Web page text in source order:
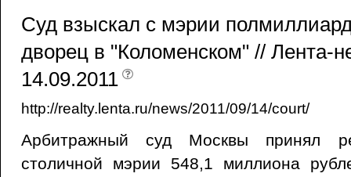
Суд взыскал с мэрии
дворец в "Коломенском" // Лента-
14.09.2011
http://realty.lenta.ru/news/2011/09/14/court/
Арбитражный суд Москвы принял
столичной мэрии 548,1 миллиона